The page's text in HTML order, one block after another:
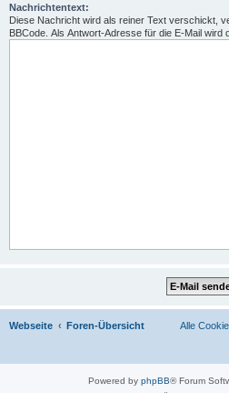
Nachrichtentext:
Diese Nachricht wird als reiner Text verschickt,
BBCode. Als Antwort-Adresse für die E-Mail wird
Webseite Foren-Übersicht Alle
Powered by phpBB® Forum